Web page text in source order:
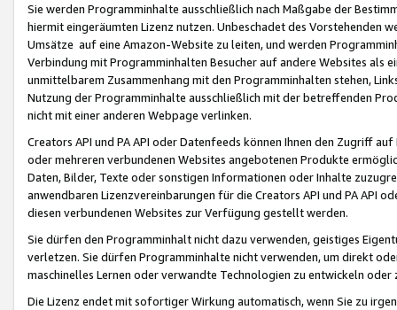
Sie werden Programminhalte ausschließlich nach Maßgabe der
hiermit eingeräumten Lizenz nutzen. Unbeschadet des Vorstehenden
Umsätze auf eine Amazon-Website zu leiten, und werden
Verbindung mit Programminhalten Besucher auf andere Websites als
unmittelbarem Zusammenhang mit den Programminhalten stehen,
Nutzung der Programminhalte ausschließlich mit der betreffenden
nicht mit einer anderen Webpage verlinken.
Creators API und PA API oder Datenfeeds können Ihnen den Zugriff
oder mehreren verbundenen Websites angebotenen Produkte
Daten, Bilder, Texte oder sonstigen Informationen oder Inhalte
anwendbaren Lizenzvereinbarungen für die Creators API und PA API
diesen verbundenen Websites zur Verfügung gestellt werden.
Sie dürfen den Programminhalt nicht dazu verwenden, geistiges
verletzen. Sie dürfen Programminhalte nicht verwenden, um direkt
maschinelles Lernen oder verwandte Technologien zu entwickeln
Die Lizenz endet mit sofortiger Wirkung automatisch, wenn Sie zu